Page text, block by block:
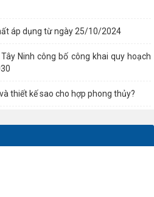
áp dụng từ ngày 25/10/2024
Ninh công bố công khai quy hoạch
thiết kế sao cho hợp phong thủy?